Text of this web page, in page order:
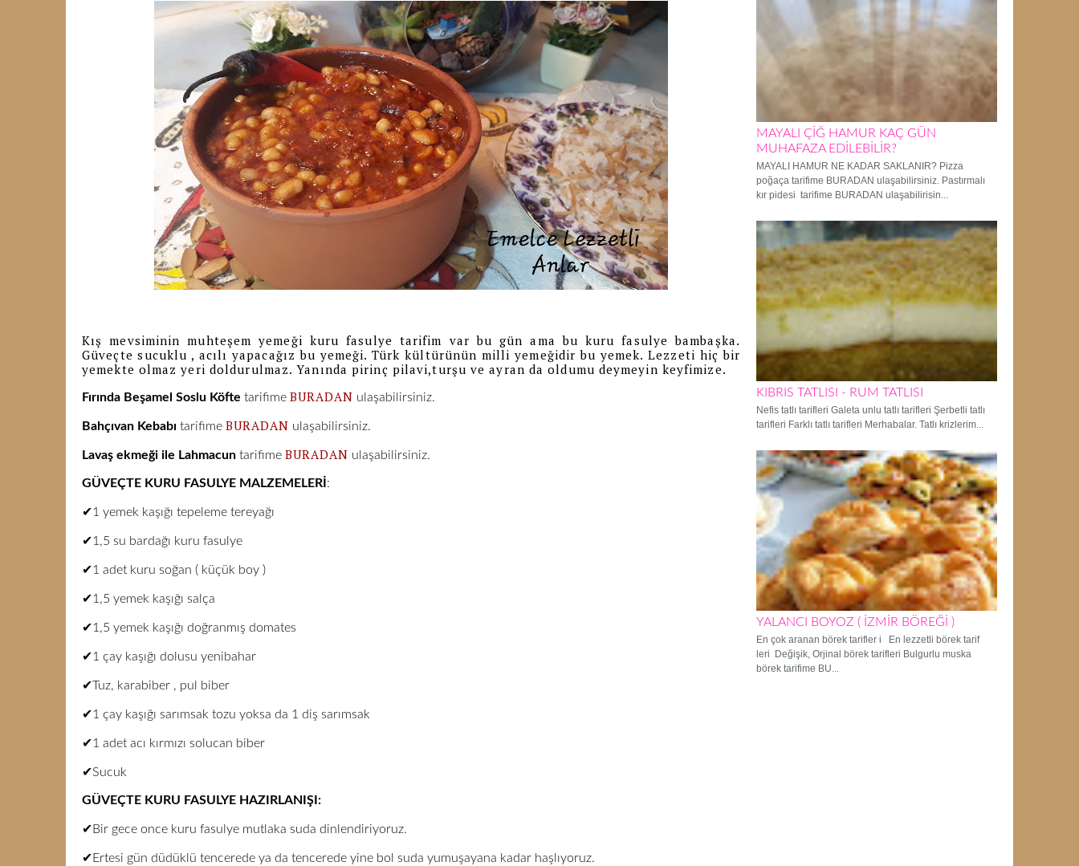
Kış mevsiminin muhteşem yemeği kuru fasulye tarifim var bu gün ama bu kuru fasulye bambaşka.
Güveçte sucuklu , acılı yapacağız bu yemeği. Türk kültürünün milli yemeğidir bu yemek. Lezzeti hiç bir
yemekte olmaz yeri doldurulmaz. Yanında pirinç pilavi,turşu ve ayran da oldumu deymeyin keyfimize.
Fırında Beşamel Soslu Köfte tarifime BURADAN ulaşabilirsiniz.
Bahçıvan Kebabı tarifime BURADAN ulaşabilirsiniz.
Lavaş ekmeği ile Lahmacun tarifime BURADAN ulaşabilirsiniz.
GÜVEÇTE KURU FASULYE MALZEMELERİ :
✔1 yemek kaşığı tepeleme tereyağı
✔1,5 su bardağı kuru fasulye
✔1 adet kuru soğan ( küçük boy )
✔1,5 yemek kaşığı salça
✔1,5 yemek kaşığı doğranmış domates
✔1 çay kaşığı dolusu yenibahar
✔Tuz, karabiber , pul biber
✔1 çay kaşığı sarımsak tozu yoksa da 1 diş sarımsak
✔1 adet acı kırmızı solucan biber
✔Sucuk
GÜVEÇTE KURU FASULYE HAZIRLANIŞI:
✔Bir gece once kuru fasulye mutlaka suda dinlendiriyoruz.
✔Ertesi gün düdüklü tencerede ya da tencerede yine bol suda yumuşayana kadar haşlıyoruz.
MAYALI ÇİĞ HAMUR KAÇ GÜN
MUHAFAZA EDİLEBİLİR?
MAYALI HAMUR NE KADAR SAKLANIR? Pizza
poğaça tarifime BURADAN ulaşabilirsiniz. Pastırmalı
kır pidesi tarifime BURADAN ulaşabilirisin...
KIBRIS TATLISI - RUM TATLISI
Nefis tatlı tarifleri Galeta unlu tatlı tarifleri Şerbetli tatlı
tarifleri Farklı tatlı tarifleri Merhabalar. Tatlı krizlerim...
YALANCI BOYOZ ( İZMİR BÖREĞİ )
En çok aranan börek tarifler i En lezzetli börek tarif
leri Değişik, Orjinal börek tarifleri Bulgurlu muska
börek tarifime BU...